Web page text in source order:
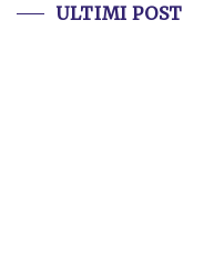
ULTIMI POST